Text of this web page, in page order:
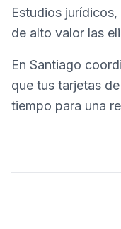
Estudios
de alto valor las
En Santiago
que tus tarjetas
tiempo para una